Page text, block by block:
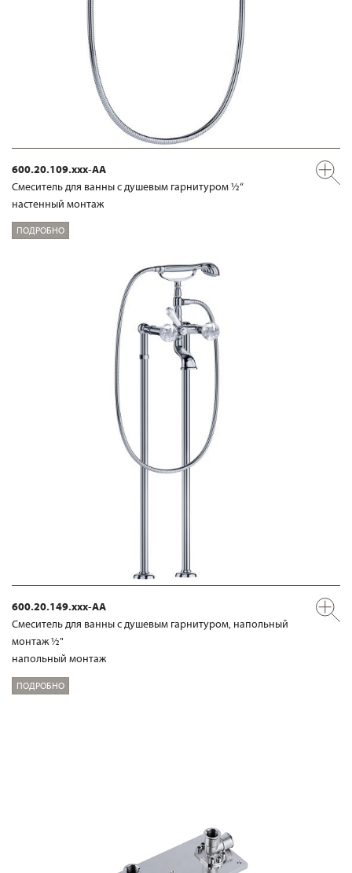
600.20.109.xxx-AA
Смеситель для ванны с душевым гарнитуром ½“
настенный монтаж
ПОДРОБНО
600.20.149.xxx-AA
Смеситель для ванны с душевым гарнитуром, напольный
монтаж ½"
напольный монтаж
ПОДРОБНО